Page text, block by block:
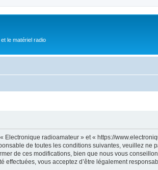
le matériel radio
radioamateur » et « https://
de toutes les conditions suivantes, veuillez
de ces modifications, bien que nous vous
vous acceptez d’être légalement